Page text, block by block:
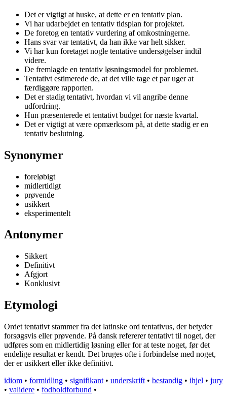
Det er vigtigt at huske, at dette er en tentativ plan.
Vi har udarbejdet en tentativ tidsplan for projektet.
De foretog en tentativ vurdering af omkostningerne.
Hans svar var tentativt, da han ikke var helt sikker.
Vi har kun foretaget nogle tentative undersøgelser indtil
videre.
De fremlagde en tentativ løsningsmodel for problemet.
Tentativt estimerede de, at det ville tage et par uger at
færdiggøre rapporten.
Det er stadig tentativt, hvordan vi vil angribe denne
udfordring.
Hun præsenterede et tentativt budget for næste kvartal.
Det er vigtigt at være opmærksom på, at dette stadig er en
tentativ beslutning.
Synonymer
foreløbigt
midlertidigt
prøvende
usikkert
eksperimentelt
Antonymer
Sikkert
Definitivt
Afgjort
Konklusivt
Etymologi
Ordet tentativt stammer fra det latinske ord tentativus, der betyder
forsøgsvis eller prøvende. På dansk refererer tentativt til noget, der
udføres som en midlertidig løsning eller for at teste noget, før det
endelige resultat er kendt. Det bruges ofte i forbindelse med noget,
der er usikkert eller ikke definitivt.
idiom • formidling • signifikant • underskrift • bestandig • ihjel • jury
• validere • fodboldforbund •